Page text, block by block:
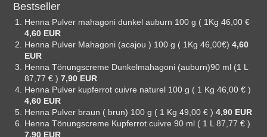
Bestseller
Henna Pulver mahagoni dunkel auburn 100 g ( 1Kg 46,00 €
4,60 EUR
Henna Pulver Mahagoni (acajou ) 100 g ( 1Kg 46,00€)4,60
EUR
Henna Tönungscreme Dunkelmahagoni (auburn)90 ml (1 L
87,77 € )7,90 EUR
Henna Pulver kupferrot cuivre naturel 100 g ( 1 Kg 46,00 € )
4,60 EUR
Henna Pulver braun ( brun) 100 g ( 1 Kg 49,00 € )4,90 EUR
Henna Tönungscreme Kupferrot cuivre 90 ml ( 1 L 87,77 € )
7,90 EUR